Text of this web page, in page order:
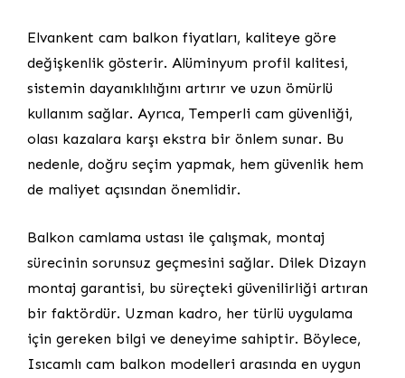
Elvankent cam balkon fiyatları, kaliteye göre
değişkenlik gösterir. Alüminyum profil kalitesi,
sistemin dayanıklılığını artırır ve uzun ömürlü
kullanım sağlar. Ayrıca, Temperli cam güvenliği,
olası kazalara karşı ekstra bir önlem sunar. Bu
nedenle, doğru seçim yapmak, hem güvenlik hem
de maliyet açısından önemlidir.
Balkon camlama ustası ile çalışmak, montaj
sürecinin sorunsuz geçmesini sağlar. Dilek Dizayn
montaj garantisi, bu süreçteki güvenilirliği artıran
bir faktördür. Uzman kadro, her türlü uygulama
için gereken bilgi ve deneyime sahiptir. Böylece,
Isıcamlı cam balkon modelleri arasında en uygun